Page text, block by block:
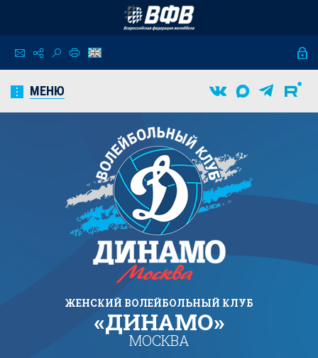
МЕНЮ
ЖЕНСКИЙ ВОЛЕЙБОЛЬНЫЙ КЛУБ
«ДИНАМО»
МОСКВА